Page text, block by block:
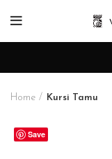
Home Kursi Tamu
Save